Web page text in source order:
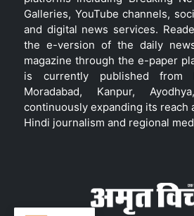
Galleries, YouTube channels,
and digital news services.
the e-version of the daily
magazine through the e-paper
is currently published from
Moradabad, Kanpur,
continuously expanding its reach
Hindi journalism and regional